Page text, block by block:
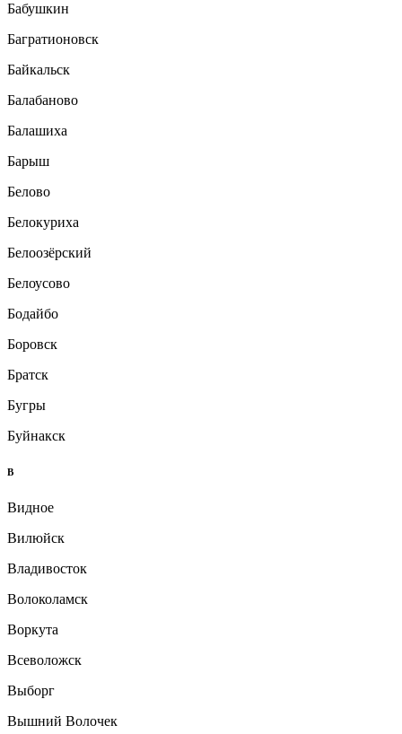
Бабушкин
Багратионовск
Байкальск
Балабаново
Балашиха
Барыш
Белово
Белокуриха
Белоозёрский
Белоусово
Бодайбо
Боровск
Братск
Бугры
Буйнакск
В
Видное
Вилюйск
Владивосток
Волоколамск
Воркута
Всеволожск
Выборг
Вышний Волочек